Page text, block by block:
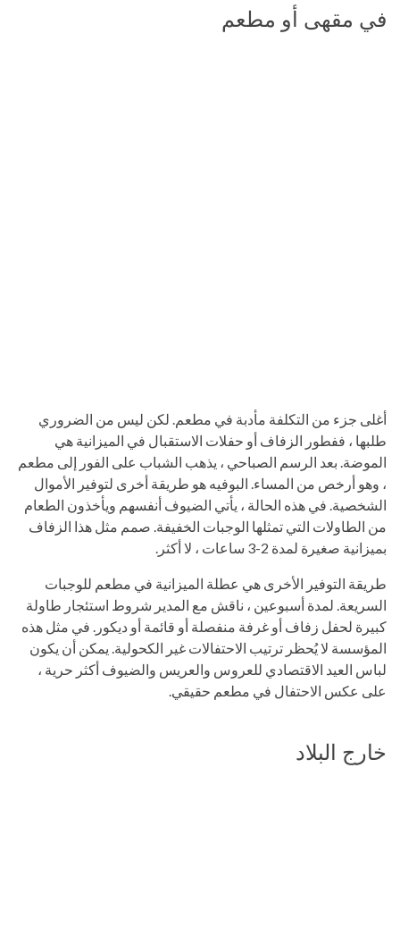
في مقهى أو مطعم
أغلى جزء من التكلفة مأدبة في مطعم. لكن ليس من الضروري
طلبها ، ففطور الزفاف أو حفلات الاستقبال في الميزانية هي
الموضة. بعد الرسم الصباحي ، يذهب الشباب على الفور إلى مطعم
، وهو أرخص من المساء. البوفيه هو طريقة أخرى لتوفير الأموال
الشخصية. في هذه الحالة ، يأتي الضيوف أنفسهم ويأخذون الطعام
من الطاولات التي تمثلها الوجبات الخفيفة. صمم مثل هذا الزفاف
بميزانية صغيرة لمدة 2-3 ساعات ، لا أكثر.
طريقة التوفير الأخرى هي عطلة الميزانية في مطعم للوجبات
السريعة. لمدة أسبوعين ، ناقش مع المدير شروط استئجار طاولة
كبيرة لحفل زفاف أو غرفة منفصلة أو قائمة أو ديكور. في مثل هذه
المؤسسة لا يُحظر ترتيب الاحتفالات غير الكحولية. يمكن أن يكون
لباس العيد الاقتصادي للعروس والعريس والضيوف أكثر حرية ،
على عكس الاحتفال في مطعم حقيقي.
خارج البلاد